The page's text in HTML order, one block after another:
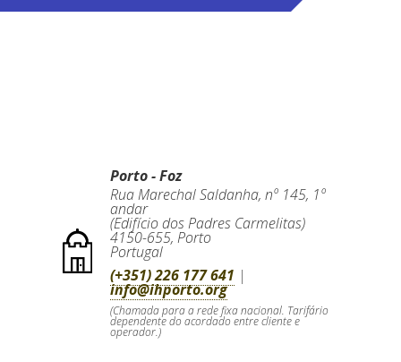
Porto - Foz
Rua Marechal Saldanha, nº 145, 1º
andar
(Edifício dos Padres Carmelitas)
4150-655,Porto
Portugal
(+351) 226 177 641 |
info@ihporto.org
(Chamada para a rede fixa nacional. Tarifário
dependente do acordado entre cliente e
operador.)